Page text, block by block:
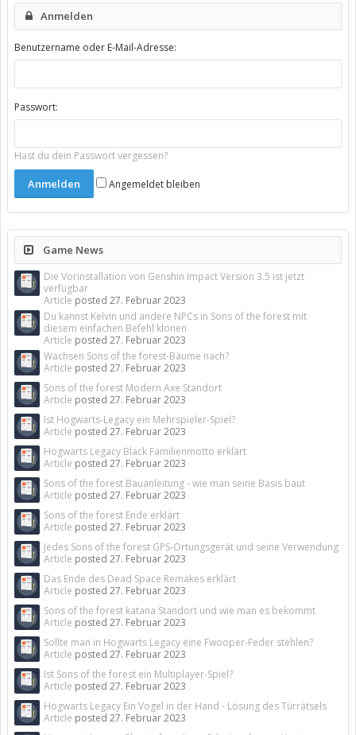
Anmelden
Benutzername oder E-Mail-Adresse:
Passwort:
Hast du dein Passwort vergessen?
Angemeldet bleiben
Game News
Die Vorinstallation von Genshin Impact Version 3.5 ist jetzt
verfügbar
Article posted 27. Februar 2023
Du kannst Kelvin und andere NPCs in Sons of the forest mit
diesem einfachen Befehl klonen
Article posted 27. Februar 2023
Wachsen Sons of the forest-Bäume nach?
Article posted 27. Februar 2023
Sons of the forest Modern Axe Standort
Article posted 27. Februar 2023
Ist Hogwarts-Legacy ein Mehrspieler-Spiel?
Article posted 27. Februar 2023
Hogwarts Legacy Black Familienmotto erklärt
Article posted 27. Februar 2023
Sons of the forest Bauanleitung - wie man seine Basis baut
Article posted 27. Februar 2023
Sons of the forest Ende erklärt
Article posted 27. Februar 2023
Jedes Sons of the forest GPS-Ortungsgerät und seine Verwendung
Article posted 27. Februar 2023
Das Ende des Dead Space Remakes erklärt
Article posted 27. Februar 2023
Sons of the forest katana Standort und wie man es bekommt
Article posted 27. Februar 2023
Sollte man in Hogwarts Legacy eine Fwooper-Feder stehlen?
Article posted 27. Februar 2023
Ist Sons of the forest ein Multiplayer-Spiel?
Article posted 27. Februar 2023
Hogwarts Legacy Ein Vogel in der Hand - Lösung des Türrätsels
Article posted 27. Februar 2023